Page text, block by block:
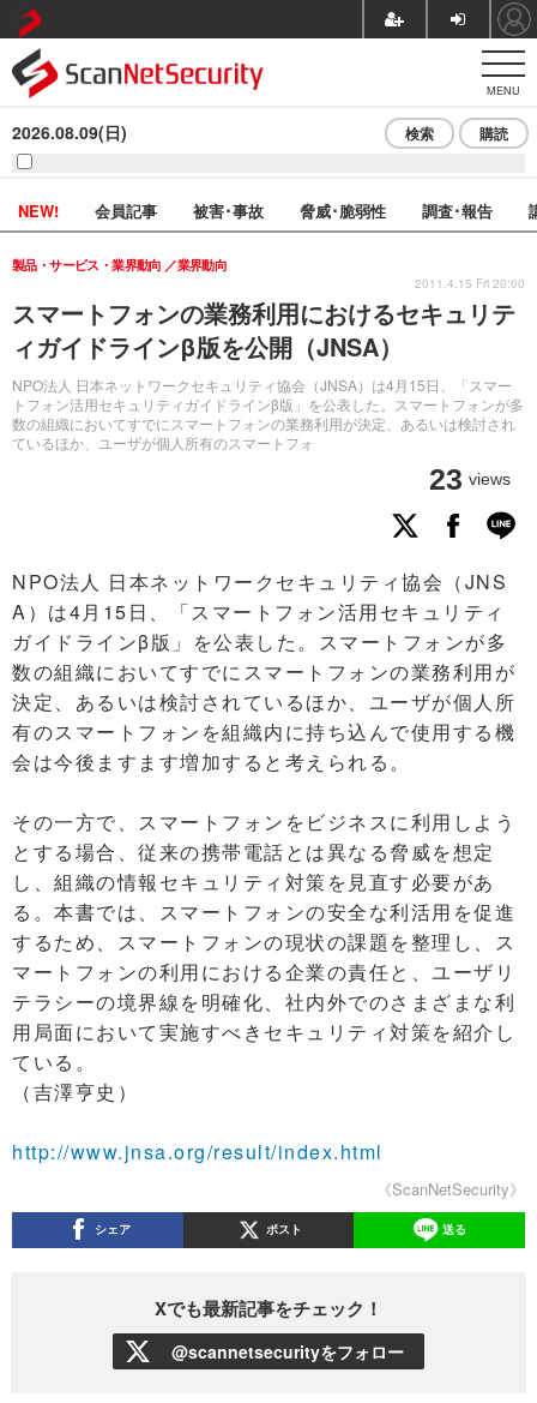
MENU
2026.08.09(日) 検索 購読
NEW! 会員記事 被害･事故 脅威･脆弱性 調査･報告
スマートフォンの業務利用におけるセキュリテ
ィガイドラインβ版を公開（JNSA）
NPO法人 日本ネットワークセキュリティ協会（JNSA）は4月15日、「スマー
トフォン活用セキュリティガイドラインβ版」を公表した。スマートフォンが多
数の組織においてすでにスマートフォンの業務利用が決定、あるいは検討され
ているほか、ユーザが個人所有のスマートフォ
製品・サービス・業界動向 業界動向
23 views
2011.4.15 Fri 20:00
NPO法人 日本ネットワークセキュリティ協会（JNS
A）は4月15日、「スマートフォン活用セキュリティ
ガイドラインβ版」を公表した。スマートフォンが多
数の組織においてすでにスマートフォンの業務利用が
決定、あるいは検討されているほか、ユーザが個人所
有のスマートフォンを組織内に持ち込んで使用する機
会は今後ますます増加すると考えられる。
その一方で、スマートフォンをビジネスに利用しよう
とする場合、従来の携帯電話とは異なる脅威を想定
し、組織の情報セキュリティ対策を見直す必要があ
る。本書では、スマートフォンの安全な利活用を促進
するため、スマートフォンの現状の課題を整理し、ス
マートフォンの利用における企業の責任と、ユーザリ
テラシーの境界線を明確化、社内外でのさまざまな利
用局面において実施すべきセキュリティ対策を紹介し
ている。
（吉澤亨史）
http://www.jnsa.org/result/index.html
《ScanNetSecurity》
シェア ポスト 送る
Xでも最新記事をチェック！
@scannetsecurityをフォロー